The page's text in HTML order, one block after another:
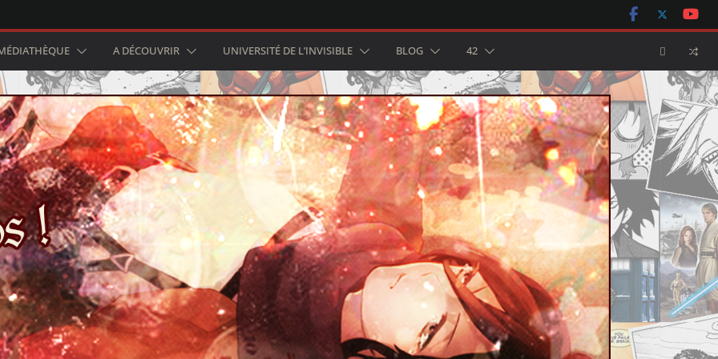
A DÉCOUVRIR UNIVERSITÉ DE L’INVISIBLE BLOG 42